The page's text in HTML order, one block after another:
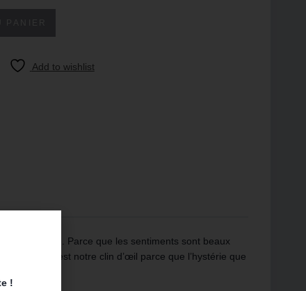
Add to wishlist
clin d’œil…. Parce que les sentiments sont beaux
Et puis c’est notre clin d’œil parce que l’hystérie que
!